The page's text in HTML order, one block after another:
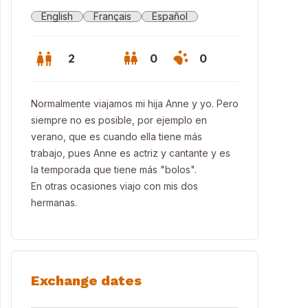
English Français Español
2 0 0
Normalmente viajamos mi hija Anne y yo. Pero
siempre no es posible, por ejemplo en
verano, que es cuando ella tiene más
trabajo, pues Anne es actriz y cantante y es
la temporada que tiene más "bolos".
En otras ocasiones viajo con mis dos
hermanas.
Exchange dates